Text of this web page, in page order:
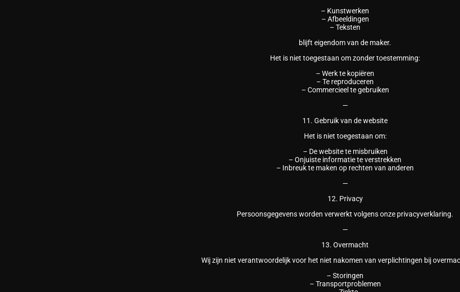
– Kunstwerken
– Afbeeldingen
– Teksten
blijft eigendom van de maker.
Het is niet toegestaan om zonder toestemming:
– Werk te kopiëren
– Te reproduceren
– Commercieel te gebruiken
—
11. Gebruik van de website
Het is niet toegestaan om:
– De website te misbruiken
– Onjuiste informatie te verstrekken
– Inbreuk te maken op rechten van anderen
—
12. Privacy
Persoonsgegevens worden verwerkt volgens onze privacyverklaring.
—
13. Overmacht
Wij zijn niet verantwoordelijk voor het niet nakomen van verplichtingen bij
– Storingen
– Transportproblemen